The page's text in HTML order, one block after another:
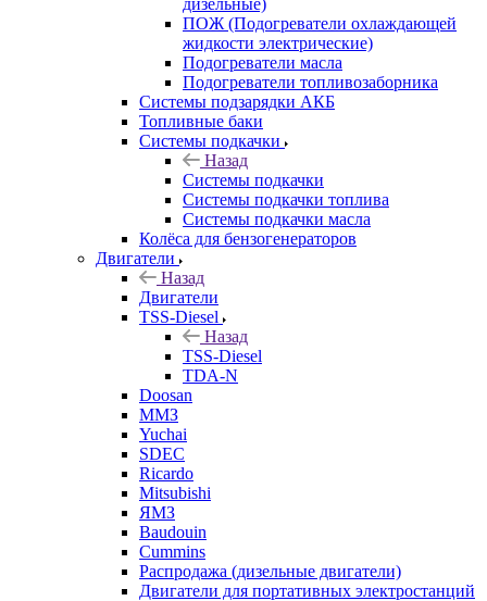
дизельные)
ПОЖ (Подогреватели охлаждающей
жидкости электрические)
Подогреватели масла
Подогреватели топливозаборника
Системы подзарядки АКБ
Топливные баки
Системы подкачки
Назад
Системы подкачки
Системы подкачки топлива
Системы подкачки масла
Колёса для бензогенераторов
Двигатели
Назад
Двигатели
TSS-Diesel
Назад
TSS-Diesel
TDA-N
Doosan
ММЗ
Yuchai
SDEC
Ricardo
Mitsubishi
ЯМЗ
Baudouin
Cummins
Распродажа (дизельные двигатели)
Двигатели для портативных электростанций